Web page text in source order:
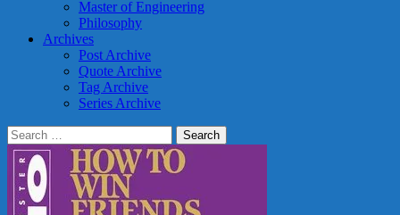
Master of Engineering
Philosophy
Archives
Post Archive
Quote Archive
Tag Archive
Series Archive
Search
for: